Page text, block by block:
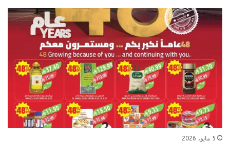
5 مايو، 2026